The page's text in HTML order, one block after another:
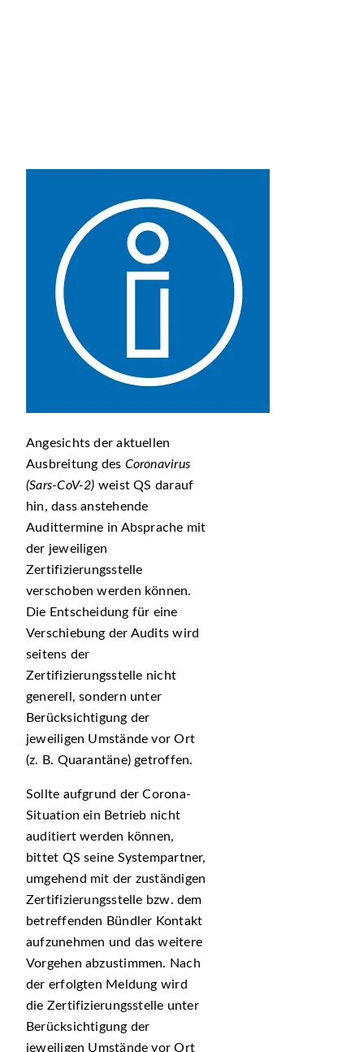
Angesichts der aktuellen
Ausbreitung des Coronavirus
(Sars-CoV-2) weist QS darauf
hin, dass anstehende
Audittermine in Absprache mit
der jeweiligen
Zertifizierungsstelle
verschoben werden können.
Die Entscheidung für eine
Verschiebung der Audits wird
seitens der
Zertifizierungsstelle nicht
generell, sondern unter
Berücksichtigung der
jeweiligen Umstände vor Ort
(z. B. Quarantäne) getroffen.
Sollte aufgrund der Corona-
Situation ein Betrieb nicht
auditiert werden können,
bittet QS seine Systempartner,
umgehend mit der zuständigen
Zertifizierungsstelle bzw. dem
betreffenden Bündler Kontakt
aufzunehmen und das weitere
Vorgehen abzustimmen. Nach
der erfolgten Meldung wird
die Zertifizierungsstelle unter
Berücksichtigung der
jeweiligen Umstände vor Ort